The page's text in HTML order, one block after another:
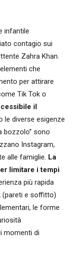
infantile
contagio sui
Zahra Khan.
che
per attirare
Tik Tok o
il
le diverse esigenze
bozzolo” sono
Instagram,
alle famiglie. La
limitare i tempi
più rapida
(pareti e soffitto)
le forme
momenti di